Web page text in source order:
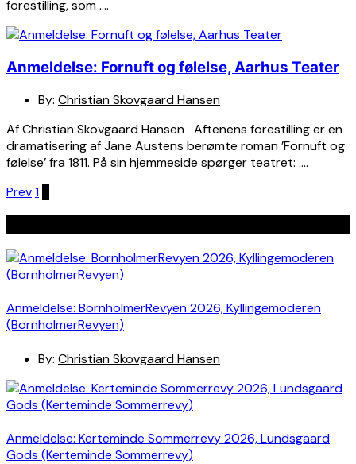
forestilling, som ….
Anmeldelse: Fornuft og følelse, Aarhus Teater
By: Christian Skovgaard Hansen
Af Christian Skovgaard Hansen Aftenens forestilling er en
dramatisering af Jane Austens berømte roman ’Fornuft og
følelse’ fra 1811. På sin hjemmeside spørger teatret: ….
Indlægsinddeling
Prev1
Anmeldelse: BornholmerRevyen 2026, Kyllingemoderen
(BornholmerRevyen)
By: Christian Skovgaard Hansen
Anmeldelse: Kerteminde Sommerrevy 2026, Lundsgaard
Gods (Kerteminde Sommerrevy)